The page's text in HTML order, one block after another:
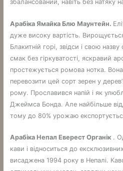
збалансований, навіть без натяку
Арабіка Ямайка Блю Маунтейн.
дуже високу вартість.
Блакитній горі, звідси і свою
смак без гіркуватості, яскравий
простежується ромова нотка. Вона
перевозити цей сорт зерен у
рому. Прославився напій і як
Джеймса Бонда. Але найбільше
тому до 80% урожаю
Арабіка Непал Еверест Органік.
кави і відноситься до
висаджена 1994 року в Непалі.